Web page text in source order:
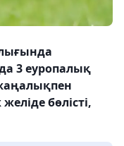
3 еуропалық
бөлісті,